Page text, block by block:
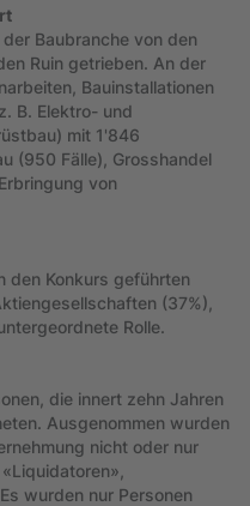
Baubranche von den
Ruin getrieben. An der
Bauinstallationen
B. Elektro- und
mit 1'846
(950 Fälle), Grosshandel
von
den Konkurs geführten
(37%),
Rolle.
die innert zehn Jahren
Ausgenommen wurden
nicht oder nur
wurden nur Personen